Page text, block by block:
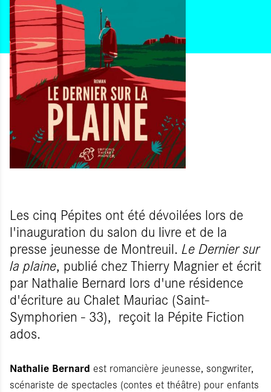
Les cinq Pépites ont été dévoilées lors de
l'inauguration du salon du livre et de la
presse jeunesse de Montreuil. Le Dernier sur
la plaine, publié chez Thierry Magnier et écrit
par Nathalie Bernard lors d'une résidence
d'écriture au Chalet Mauriac (Saint-
Symphorien - 33), reçoit la Pépite Fiction
ados.
Nathalie Bernard est romancière jeunesse, songwriter,
scénariste de spectacles (contes et théâtre) pour enfants